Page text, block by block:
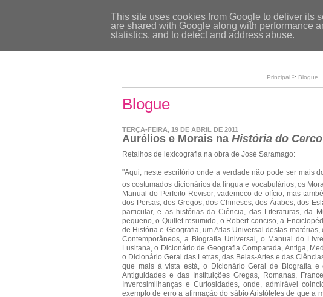
Início
Loja
Principal > Blogue
Blogue
TERÇA-FEIRA, 19 DE ABRIL DE 2011
Aurélios e Morais na História do
Retalhos de lexicografia na obra de José Saramago:
"Aqui, neste escritório onde a verdade não pode ser mais
os costumados dicionários da língua e vocabulários, os
Manual do Perfeito Revisor, vademeco de ofício, mas
dos Persas, dos Gregos, dos Chineses, dos Árabes, dos
particular, e as histórias da Ciência, das Literaturas, da
pequeno, o Quillet resumido, o Robert conciso, a
de História e Geografia, um Atlas Universal destas
Contemporâneos, a Biografia Universal, o Manual do
Lusitana, o Dicionário de Geografia Comparada, Antiga,
o Dicionário Geral das Letras, das Belas-Artes e das
que mais à vista está, o Dicionário Geral de Biografia
Antiguidades e das Instituições Gregas, Romanas,
Inverosimilhanças e Curiosidades, onde, admirável
exemplo de erro a afirmação do sábio Aristóteles de que a
This site uses cookies from Google to deliver its
are shared with Google along with performance
statistics, and to detect and address abuse.